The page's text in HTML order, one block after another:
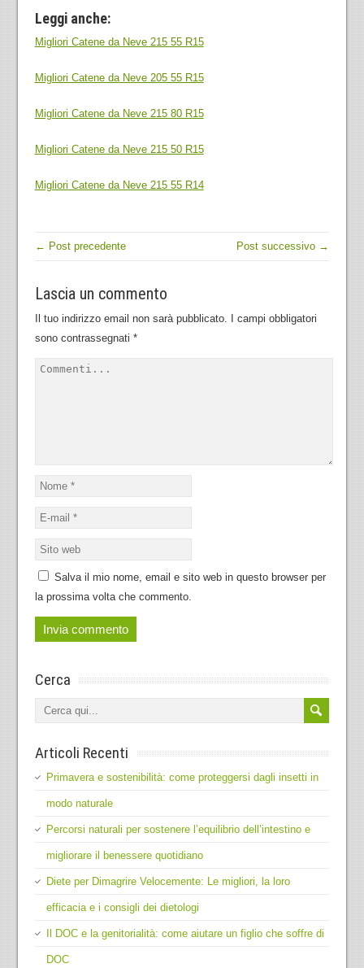
Leggi anche:
Migliori Catene da Neve 215 55 R15
Migliori Catene da Neve 205 55 R15
Migliori Catene da Neve 215 80 R15
Migliori Catene da Neve 215 50 R15
Migliori Catene da Neve 215 55 R14
← Post precedente Post successivo →
Lascia un commento
Il tuo indirizzo email non sarà pubblicato.
I campi obbligatori
sono contrassegnati *
Salva il mio nome, email e sito web in questo browser per
la prossima volta che commento.
Cerca
Articoli Recenti
Primavera e sostenibilità: come proteggersi dagli insetti in
modo naturale
Percorsi naturali per sostenere l’equilibrio dell’intestino e
migliorare il benessere quotidiano
Diete per Dimagrire Velocemente: Le migliori, la loro
efficacia e i consigli dei dietologi
Il DOC e la genitorialità: come aiutare un figlio che soffre di
DOC